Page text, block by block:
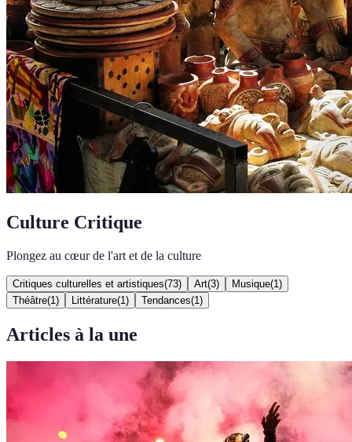
Culture Critique
Plongez au cœur de l'art et de la culture
Critiques culturelles et artistiques(73) Art(3) Musique(1 )
Théâtre(1 ) Littérature(1 ) Tendances(1 )
Articles à la une